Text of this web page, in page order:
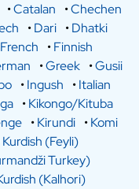
•Catalan •Chechen
•Dari •Dhatki
French •Finnish
•Greek •Gusii
•Ingush •Italian
•Kikongo/Kituba
•Kirundi •Komi
Kurdish (Feyli)
Turkey)
(Kalhori)